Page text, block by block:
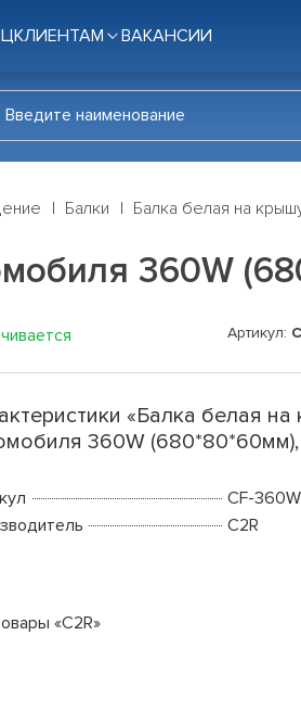
КЛИЕНТАМ ВАКАНСИИ
Балки Балка белая на
360W
Артикул:
«Балка белая
360W (680*80*60мм),
CF-360W
C2R
«C2R»